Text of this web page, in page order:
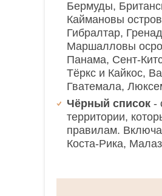
Бермуды,
Каймановы
Гибралтар,
Маршалловы
Панама, Сент-
Тёркс и Кайкос,
Гватемала,
Чёрный список -
территории,
правилам.
Коста-Рика,